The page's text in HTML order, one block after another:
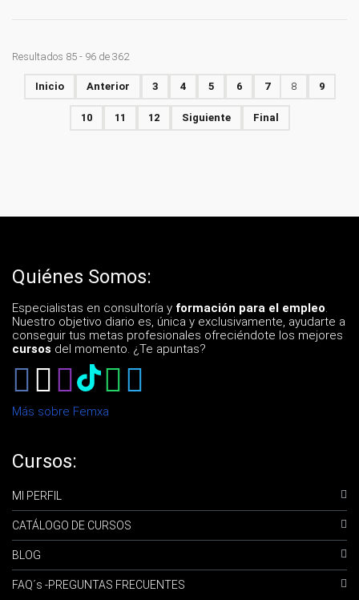
Resultados 85 - 96 de 362
Inicio Anterior 3 4 5 6 7 8 9
10 11 12 Siguiente Final
Quiénes Somos:
Especialistas en consultoría y formación para el empleo.
Nuestro objetivo diario es, única y exclusivamente, ayudarte a
conseguir tus metas profesionales ofreciéndote los mejores
cursos del momento. ¿Te apuntas?
Más sobre Femxa
Cursos:
MI PERFIL
CATÁLOGO DE CURSOS
BLOG
FAQ´s -PREGUNTAS FRECUENTES